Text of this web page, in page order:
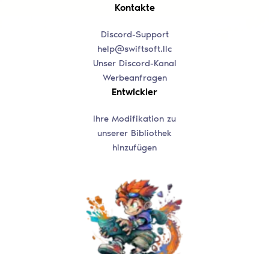
Kontakte
Discord-Support
help@swiftsoft.llc
Unser Discord-Kanal
Werbeanfragen
Entwickler
Ihre Modifikation zu
unserer Bibliothek
hinzufügen